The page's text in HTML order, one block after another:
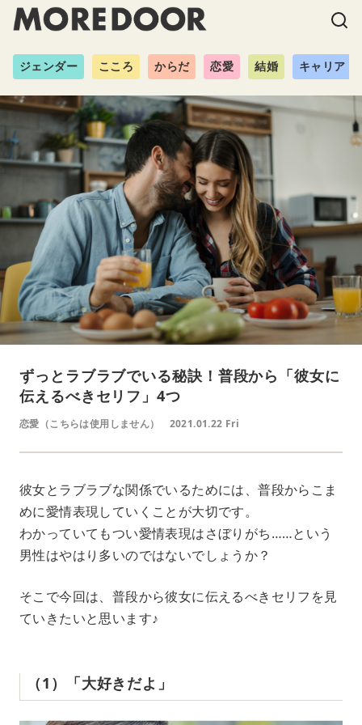
ジェンダー こころ からだ 恋愛 結婚 キャリア
ずっとラブラブでいる秘訣！普段から「彼女に
伝えるべきセリフ」4つ
恋愛（こちらは使用しません） 2021.01.22 Fri
彼女とラブラブな関係でいるためには、普段からこま
めに愛情表現していくことが大切です。
わかっていてもつい愛情表現はさぼりがち……という
男性はやはり多いのではないでしょうか？
そこで今回は、普段から彼女に伝えるべきセリフを見
ていきたいと思います♪
（1）「大好きだよ」